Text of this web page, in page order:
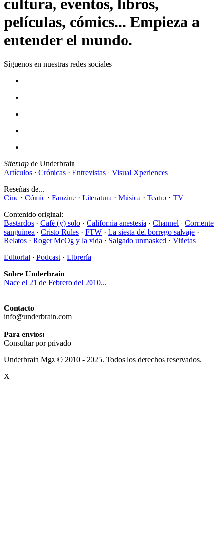
cultura, eventos, libros,
películas, cómics... Empieza a
entender el mundo.
Síguenos en nuestras redes sociales
Sitemap de Underbrain
Artículos · Crónicas · Entrevistas · Visual Xperiences
Reseñas de...
Cine · Cómic · Fanzine · Literatura · Música · Teatro · TV
Contenido original:
Bastardos · Café (y) solo · California anestesia · Channel · Corriente
sanguínea · Cristo Rules · FTW · La siesta del borrego salvaje ·
Relatos · Roger McOg y la vida · Salgado unmasked · Viñetas
Editorial · Podcast · Librería
Sobre Underbrain
Nace el 21 de Febrero del 2010...
Contacto
info@underbrain.com
Para envíos:
Consultar por privado
Underbrain Mgz © 2010 - 2025. Todos los derechos reservados.
X